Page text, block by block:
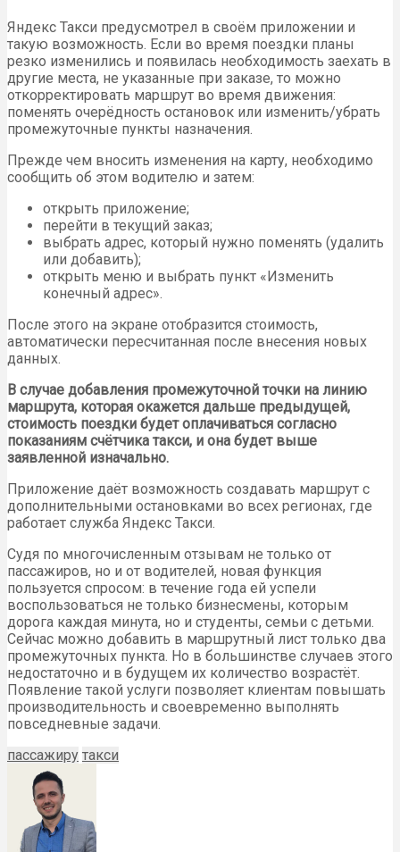
Яндекс Такси предусмотрел в своём приложении и
такую возможность. Если во время поездки планы
резко изменились и появилась необходимость заехать в
другие места, не указанные при заказе, то можно
откорректировать маршрут во время движения:
поменять очерёдность остановок или изменить/убрать
промежуточные пункты назначения.
Прежде чем вносить изменения на карту, необходимо
сообщить об этом водителю и затем:
открыть приложение;
перейти в текущий заказ;
выбрать адрес, который нужно поменять (удалить
или добавить);
открыть меню и выбрать пункт «Изменить
конечный адрес».
После этого на экране отобразится стоимость,
автоматически пересчитанная после внесения новых
данных.
В случае добавления промежуточной точки на линию
маршрута, которая окажется дальше предыдущей,
стоимость поездки будет оплачиваться согласно
показаниям счётчика такси, и она будет выше
заявленной изначально.
Приложение даёт возможность создавать маршрут с
дополнительными остановками во всех регионах, где
работает служба Яндекс Такси.
Судя по многочисленным отзывам не только от
пассажиров, но и от водителей, новая функция
пользуется спросом: в течение года ей успели
воспользоваться не только бизнесмены, которым
дорога каждая минута, но и студенты, семьи с детьми.
Сейчас можно добавить в маршрутный лист только два
промежуточных пункта. Но в большинстве случаев этого
недостаточно и в будущем их количество возрастёт.
Появление такой услуги позволяет клиентам повышать
производительность и своевременно выполнять
повседневные задачи.
пассажиру такси